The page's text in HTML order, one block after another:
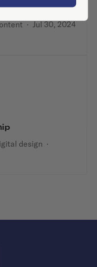
· Jul 30, 2024
design ·